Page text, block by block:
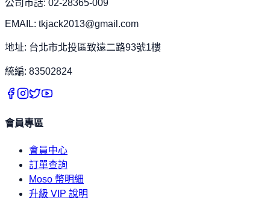
公司市話: 02-28365-009
EMAIL: tkjack2013@gmail.com
地址: 台北市北投區致遠二路93號1樓
統編: 83502824
會員專區
會員中心
訂單查詢
Moso 幣明細
升級 VIP 說明